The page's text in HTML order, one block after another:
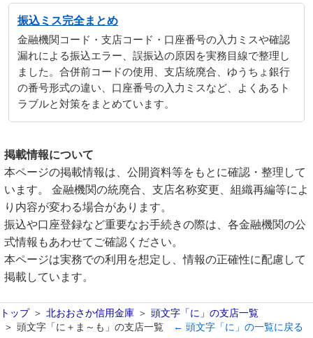
振込ミス完全まとめ
金融機関コード・支店コード・口座番号の入力ミスや確認
漏れによる振込エラー、誤振込の原因を実務目線で整理し
ました。合併前コードの使用、支店統廃合、ゆうちょ銀行
の番号形式の違い、口座番号の入力ミスなど、よくあるト
ラブルと対策をまとめています。
掲載情報について
本ページの掲載情報は、公開資料等をもとに確認・整理して
います。 金融機関の統廃合、支店名称変更、組織再編等によ
り内容が変わる場合があります。
振込や口座登録など重要なお手続きの際は、各金融機関の公
式情報もあわせてご確認ください。
本ページは実務での利用を想定し、情報の正確性に配慮して
掲載しています。
トップ 北おおさか信用金庫
頭文字「に」の支店一覧
頭文字「に＋ま～も」の支店一覧
← 頭文字「に」の一覧に戻る